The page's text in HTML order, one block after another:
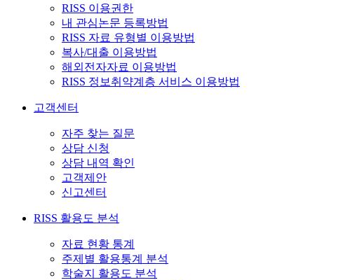
RISS 이용권한
내 관심논문 등록방법
RISS 자료 유형별 이용방법
복사/대출 이용방법
해외전자자료 이용방법
RISS 정보취약계층 서비스 이용방법
고객센터
자주 찾는 질문
상담 신청
상담 내역 확인
고객제안
신고센터
RISS 활용도 분석
자료 현황 통계
주제별 활용통계 분석
학술지 활용도 분석